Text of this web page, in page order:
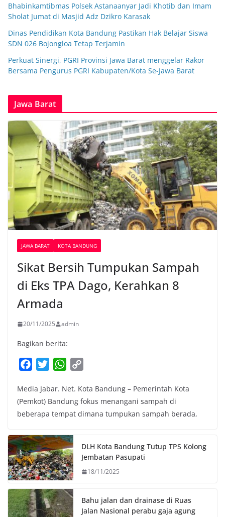
Bhabinkamtibmas Polsek Astanaanyar Jadi Khotib dan Imam
Sholat Jumat di Masjid Adz Dzikro Karasak
Dinas Pendidikan Kota Bandung Pastikan Hak Belajar Siswa
SDN 026 Bojongloa Tetap Terjamin
Perkuat Sinergi, PGRI Provinsi Jawa Barat menggelar Rakor
Bersama Pengurus PGRI Kabupaten/Kota Se-Jawa Barat
Jawa Barat
JAWA BARAT KOTA BANDUNG
Sikat Bersih Tumpukan Sampah
di Eks TPA Dago, Kerahkan 8
Armada
20/11/2025 admin
Bagikan berita:
c
e
b
o
k
i
t
t
r
W
a
t
s
p
p
p
y
L
n
k
Media Jabar. Net. Kota Bandung – Pemerintah Kota
(Pemkot) Bandung fokus menangani sampah di
beberapa tempat dimana tumpukan sampah berada,
DLH Kota Bandung Tutup TPS Kolong
Jembatan Pasupati
18/11/2025
Bahu jalan dan drainase di Ruas
Jalan Nasional perabu gaja agung